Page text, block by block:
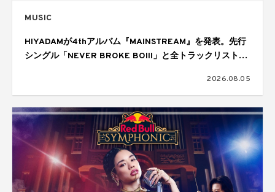
MUSIC
HIYADAMが4thアルバム『MAINSTREAM』を発表。先行
シングル「NEVER BROKE BOIII」と全トラックリストを
2026.08.05